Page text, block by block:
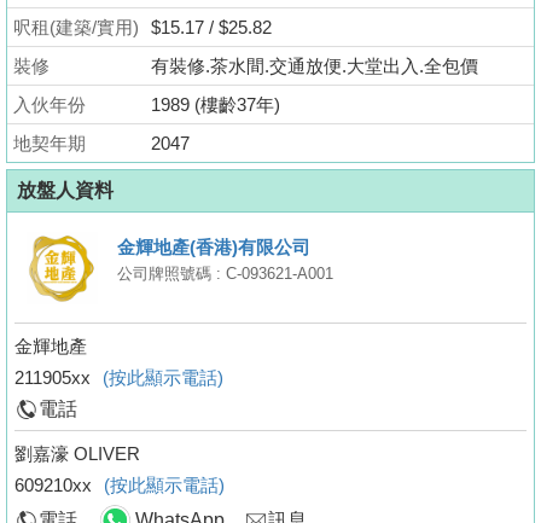
關
於
我
們
呎租(建築/實用)
$15.17 / $25.82
裝修
有裝修.茶水間.交通放便.大堂出入.全包價
入伙年份
1989 (樓齡37年)
地契年期
2047
放盤人資料
金輝地產(香港)有限公司
公司牌照號碼 : C-093621-A001
金輝地產
211905xx
(按此顯示電話)
電話
劉嘉濠 OLIVER
609210xx
(按此顯示電話)